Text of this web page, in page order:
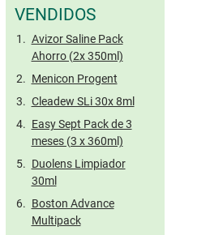
VENDIDOS
Avizor Saline Pack
Ahorro (2x 350ml)
Menicon Progent
Cleadew SLi 30x 8ml
Easy Sept Pack de 3
meses (3 x 360ml)
Duolens Limpiador
30ml
Boston Advance
Multipack